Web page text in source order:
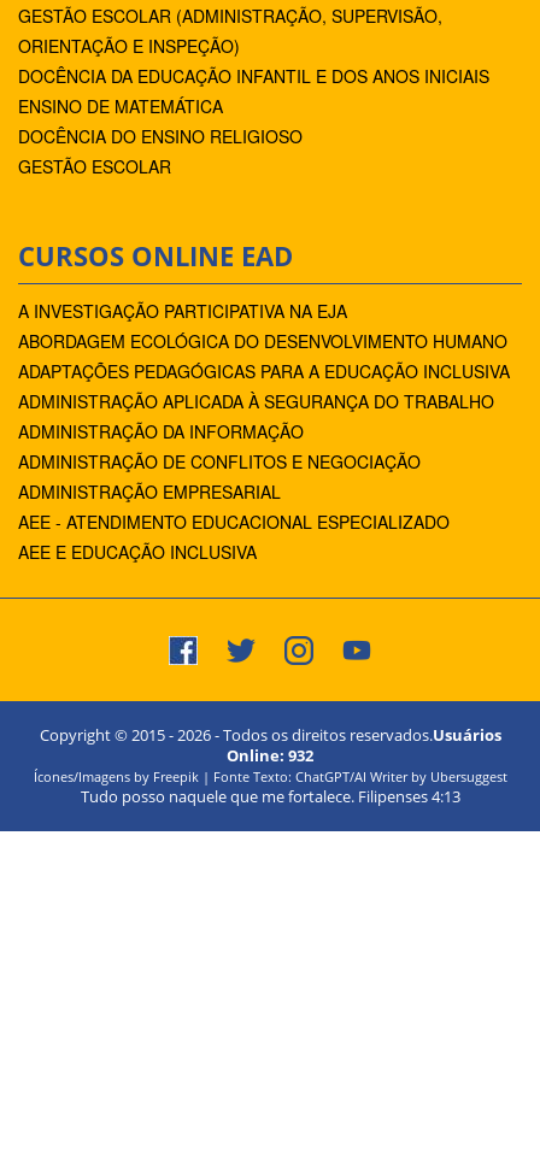
GESTÃO ESCOLAR (ADMINISTRAÇÃO, SUPERVISÃO,
ORIENTAÇÃO E INSPEÇÃO)
DOCÊNCIA DA EDUCAÇÃO INFANTIL E DOS ANOS INICIAIS
ENSINO DE MATEMÁTICA
DOCÊNCIA DO ENSINO RELIGIOSO
GESTÃO ESCOLAR
CURSOS ONLINE EAD
A INVESTIGAÇÃO PARTICIPATIVA NA EJA
ABORDAGEM ECOLÓGICA DO DESENVOLVIMENTO HUMANO
ADAPTAÇÕES PEDAGÓGICAS PARA A EDUCAÇÃO INCLUSIVA
ADMINISTRAÇÃO APLICADA À SEGURANÇA DO TRABALHO
ADMINISTRAÇÃO DA INFORMAÇÃO
ADMINISTRAÇÃO DE CONFLITOS E NEGOCIAÇÃO
ADMINISTRAÇÃO EMPRESARIAL
AEE - ATENDIMENTO EDUCACIONAL ESPECIALIZADO
AEE E EDUCAÇÃO INCLUSIVA
Copyright © 2015 -2026- Todos os direitos reservados.Usuários
Online: 932
Ícones/Imagens by Freepik | Fonte Texto: ChatGPT/AI Writer by Ubersuggest
Tudo posso naquele que me fortalece. Filipenses 4:13